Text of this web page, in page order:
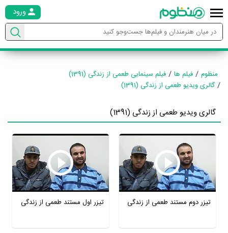
ورود
منظوم فیلم ها
فیلم سینمایی طعمی از زندگی (1391)
گالری ویدیو طعمی از زندگی (1391)
گالری ویدیو طعمی از زندگی (1391)
تیزر دوم مستند طعمی از زندگی تیزر اول مستند طعمی از زندگی